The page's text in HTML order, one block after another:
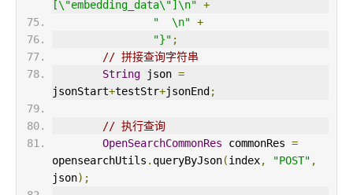
[\"embedding_data\"]\n" +
"  \n" +
"}" ;
// 拼接查询字符串
String json =
jsonStart+testStr+jsonEnd ;
// 执行查询
OpenSearchCommonRes commonRes =
opensearchUtils . queryByJson(index, "POST" ,
json);